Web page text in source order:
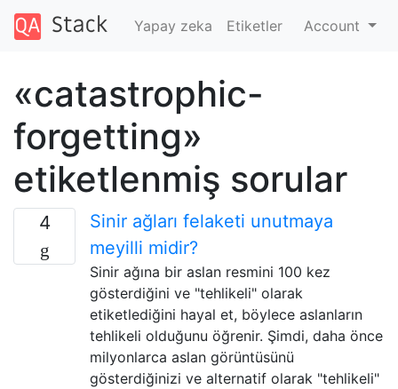
Yapay zeka Etiketler Account
«catastrophic-
forgetting»
etiketlenmiş sorular
4
Sinir ağları felaketi unutmaya
meyilli midir?
Sinir ağına bir aslan resmini 100 kez
gösterdiğini ve "tehlikeli" olarak
etiketlediğini hayal et, böylece aslanların
tehlikeli olduğunu öğrenir. Şimdi, daha önce
milyonlarca aslan görüntüsünü
gösterdiğinizi ve alternatif olarak "tehlikeli"